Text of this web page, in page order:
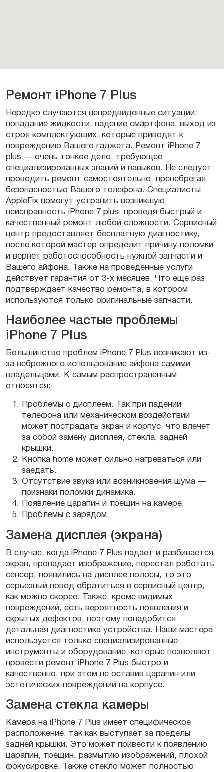
Ремонт iPhone 7 Plus
Нередко случаются непредвиденные ситуации:
попадание жидкости, падение смартфона, выход из
строя комплектующих, которые приводят к
повреждению Вашего гаджета. Ремонт iPhone 7
plus — очень тонкое дело, требующее
специализированных знаний и навыков. Не следует
проводить ремонт самостоятельно, пренебрегая
безопасностью Вашего телефона. Специалисты
AppleFix помогут устранить возникшую
неисправность iPhone 7 plus, проведя быстрый и
качественный ремонт любой сложности. Сервисный
центр предоставляет бесплатную диагностику,
после которой мастер определит причину поломки
и вернет работоспособность нужной запчасти и
Вашего айфона. Также на проведенные услуги
действует гарантия от 3-х месяцев. Что еще раз
подтверждает качество ремонта, в котором
используются только оригинальные запчасти.
Наиболее частые проблемы
iPhone 7 Plus
Большинство проблем iPhone 7 Plus возникают из-
за небрежного использование айфона самими
владельцами. К самым распространенным
относятся:
Проблемы с дисплеем. Так при падении
телефона или механическом воздействии
может пострадать экран и корпус, что влечет
за собой замену дисплея, стекла, задней
крышки.
Кнопка home может сильно нагреваться или
заедать.
Отсутствие звука или возникновения шума —
признаки поломки динамика.
Появление царапин и трещин на камере.
Проблемы с зарядом.
Замена дисплея (экрана)
В случае, когда iPhone 7 Plus падает и разбивается
экран, пропадает изображение, перестал работать
сенсор, появились на дисплее полосы, то это
серьезный повод обратиться в сервисный центр,
как можно скорее. Также, кроме видимых
повреждений, есть вероятность появления и
скрытых дефектов, поэтому понадобится
детальная диагностика устройства. Наши мастера
используется только специализированные
инструменты и оборудование, которые позволяют
провести ремонт iPhone 7 Plus быстро и
качественно, при этом не оставив царапин или
эстетических повреждений на корпусе.
Замена стекла камеры
Камера на iPhone 7 Plus имеет специфическое
расположение, так как выступает за пределы
задней крышки. Это может привести к появлению
царапин, трещин, размытию изображений, плохой
фокусировке. Также стекло может полностью